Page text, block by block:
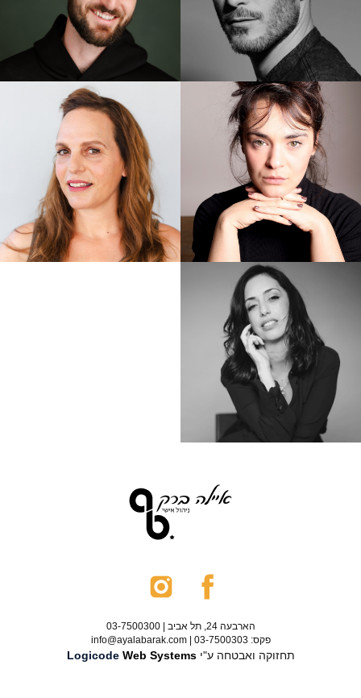
הארבעה 24, תל אביב | 03-7500300
פקס: 03-7500303 | info@ayalabarak.com
תחזוקה ואבטחה ע"י Logicode Web Systems